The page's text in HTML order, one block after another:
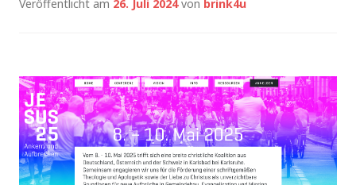
Veröffentlicht am 26. Juli 2024von brink4u